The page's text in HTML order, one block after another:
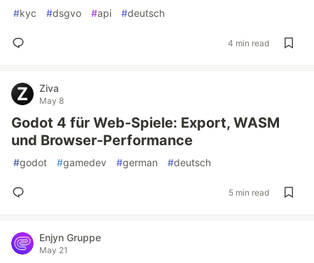
#kyc #dsgvo #api #deutsch
4 min read
Ziva
May 8
Godot 4 für Web-Spiele: Export, WASM
und Browser-Performance
#godot #gamedev #german #deutsch
5 min read
Enjyn Gruppe
May 21